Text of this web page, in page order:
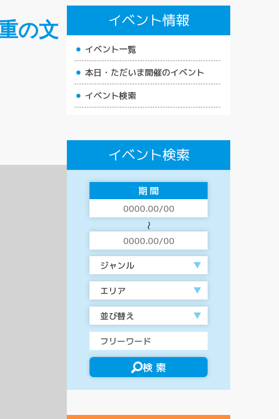
の文
イベント情報
イベント一覧
本日・ただいま開催のイベント
イベント検索
イベント検索
期 間
〜
ジャンル
エリア
並び替え
検 索